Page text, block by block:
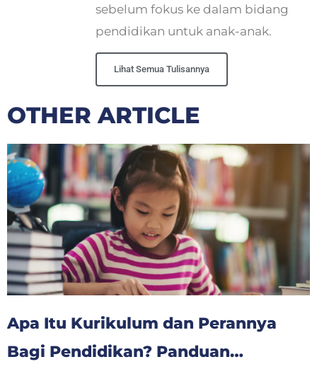
sebelum fokus ke dalam bidang
pendidikan untuk anak-anak.
Lihat Semua Tulisannya
OTHER ARTICLE
Apa Itu Kurikulum dan Perannya
Bagi Pendidikan? Panduan